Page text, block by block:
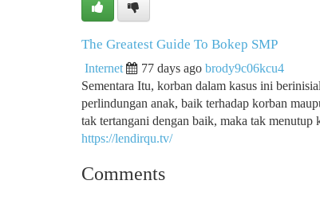
The Greatest Guide To Bokep SMP
Internet 77 days ago brody9c06kcu4
Sementara Itu, korban dalam kasus ini
perlindungan anak, baik terhadap korban
tak tertangani dengan baik, maka tak
https://lendirqu.tv/
Comments